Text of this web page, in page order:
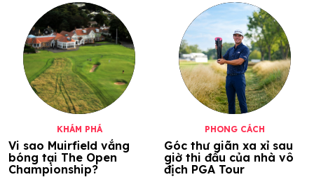
KHÁM PHÁ
Vi sao Muirfield vắng
bóng tại The Open
Championship?
PHONG CÁCH
Góc thư giãn xa xỉ sau
giờ thi đấu của nhà vô
địch PGA Tour